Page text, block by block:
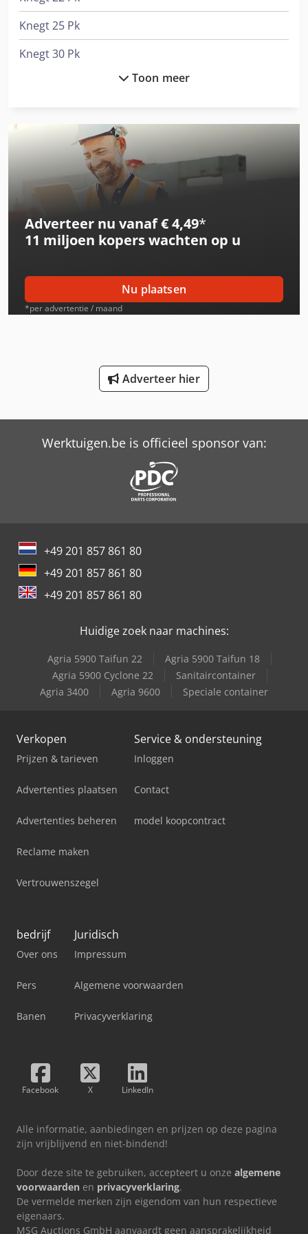
Knegt 25 Pk
Knegt 30 Pk
Knegt Kmvhd 140 Verstek
Knegt Wb 120
Knegt Wb 150
Knegt Wb 180
Knikmops Km 70
Knikmops Km 80
Knikmops Km 85
Knikmops Km 90 Te
Knikmops Km100 Te
Knikmops Km120 H
Knikmops Km120 Te
Knikmops Km250 Te
Knikmops Wiellader 20 Ton Kniklader
Toon meer
Adverteer nu vanaf € 4,49*
11 miljoen koperswachten op u
Nu plaatsen
*per advertentie / maand
Adverteer hier
Werktuigen.be is officieel sponsor van:
+49 201 857 861 80
+49 201 857 861 80
+49 201 857 861 80
Huidige zoek naar machines:
Agria 5900 Taifun 22
Agria 5900 Taifun 18
Agria 5900 Cyclone 22
Sanitaircontainer
Agria 3400
Agria 9600 Speciale container
Verkopen
Prijzen & tarieven
Advertenties plaatsen
Advertenties beheren
Reclame maken
Vertrouwenszegel
Service & ondersteuning
Inloggen
Contact
model koopcontract
bedrijf
Over ons
Pers
Banen
Juridisch
Impressum
Algemene voorwaarden
Privacyverklaring
Facebook X LinkedIn
Alle informatie, aanbiedingen en prijzen op deze pagina
zijn vrijblijvend en niet-bindend!
Door deze site te gebruiken, accepteert u onze algemene
voorwaarden en privacyverklaring.
De vermelde merken zijn eigendom van hun respectieve
eigenaars.
MSG Auctions GmbH aanvaardt geen aansprakelijkheid